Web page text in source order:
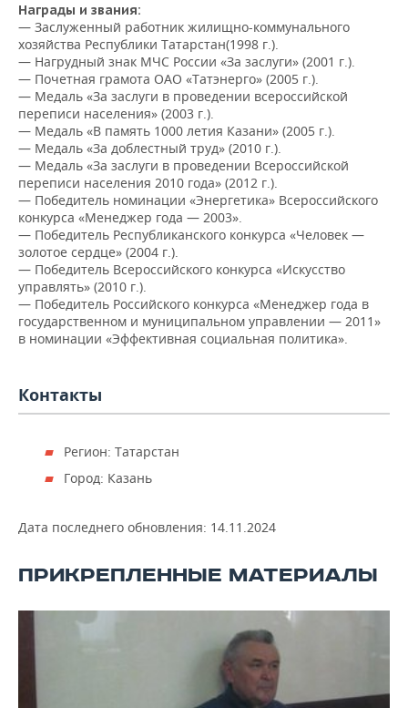
Награды и звания:
— Заслуженный работник жилищно-коммунального
хозяйства Республики Татарстан(1998 г.).
— Нагрудный знак МЧС России «За заслуги» (2001 г.).
— Почетная грамота ОАО «Татэнерго» (2005 г.).
— Медаль «За заслуги в проведении всероссийской
переписи населения» (2003 г.).
— Медаль «В память 1000 летия Казани» (2005 г.).
— Медаль «За доблестный труд» (2010 г.).
— Медаль «За заслуги в проведении Всероссийской
переписи населения 2010 года» (2012 г.).
— Победитель номинации «Энергетика» Всероссийского
конкурса «Менеджер года — 2003».
— Победитель Республиканского конкурса «Человек —
золотое сердце» (2004 г.).
— Победитель Всероссийского конкурса «Искусство
управлять» (2010 г.).
— Победитель Российского конкурса «Менеджер года в
государственном и муниципальном управлении — 2011»
в номинации «Эффективная социальная политика».
Контакты
Регион: Татарстан
Город: Казань
Дата последнего обновления: 14.11.2024
ПРИКРЕПЛЕННЫЕ МАТЕРИАЛЫ